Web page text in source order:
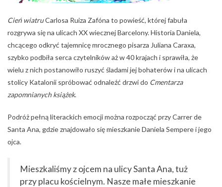
Cień wiatruCarlosa Ruiza Zafóna to powieść, której fabuła
rozgrywa się na ulicach XX wiecznej Barcelony. Historia Daniela,
chcącego odkryć tajemnicę mrocznego pisarza Juliana Caraxa,
szybko podbiła serca czytelników aż w 40 krajach i sprawiła, że
wielu z nich postanowiło ruszyć śladami jej bohaterów i na ulicach
stolicy Katalonii spróbować odnaleźć drzwi do Cmentarza
zapomnianych książek.
Podróż pełną literackich emocji można rozpocząć przy Carrer de
Santa Ana, gdzie znajdowało się mieszkanie Daniela Sempere i jego
ojca.
Mieszkaliśmy z ojcem na ulicy Santa Ana, tuż
przy placu kościelnym. Nasze małe mieszkanie